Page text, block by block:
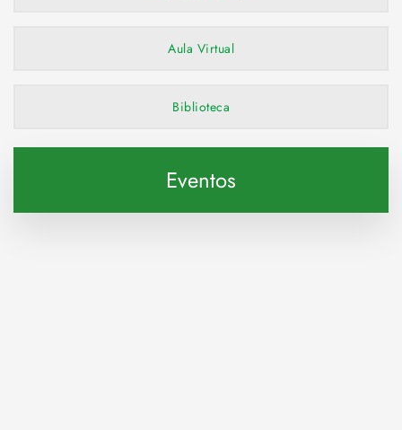
Aula Virtual
Biblioteca
Eventos